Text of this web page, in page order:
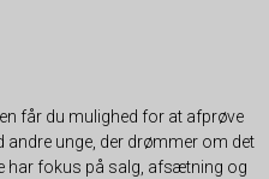
får du mulighed for at afprøve
andre unge, der drømmer om det
har fokus på salg, afsætning og